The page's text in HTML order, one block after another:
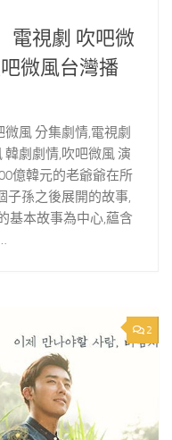
電視劇 吹吧微
微風台灣播
風 分集劇情,電視劇
韓劇劇情,吹吧微風 演
億韓元的老爺爺在所
子孫之後展開的故事,
基本故事為中心,藴含
2